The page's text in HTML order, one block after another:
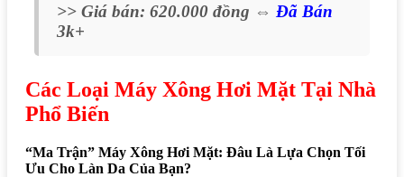
>> Giá bán: 620.000 đồng ⇔ Đã Bán
3k+
Các Loại Máy Xông Hơi Mặt Tại Nhà
Phổ Biến
“Ma Trận” Máy Xông Hơi Mặt: Đâu Là Lựa Chọn Tối
Ưu Cho Làn Da Của Bạn?